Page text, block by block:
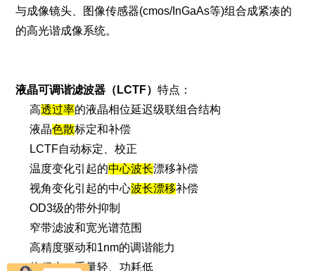
与成像镜头、图像传感器(cmos/InGaAs等)组合成紧凑的
的高光谐成像系统。
液晶可调谐滤波器（LCTF）特点：
高透过率的液晶相位延迟级联组合结构
液晶色散标定和补偿
LCTF自动标定、校正
温度变化引起的中心波长漂移补偿
视角变化引起的中心波长漂移补偿
OD3级的带外抑制
窄带滤波和宽光谱范围
高精度驱动和1nm的调谐能力
体积小、重量轻、功耗低